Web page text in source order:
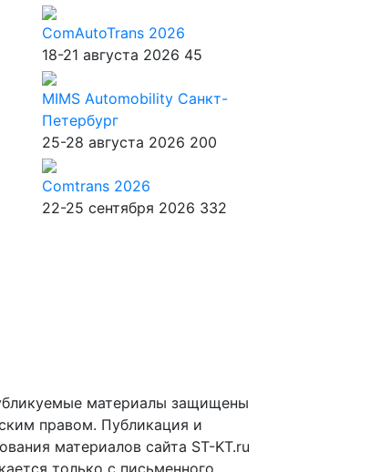
ComAutoTrans 2026
18-21 августа 2026 45
MIMS Automobility Санкт-
Петербург
25-28 августа 2026 200
Comtrans 2026
22-25 сентября 2026 332
материалы защищены
правом. Публикация и
материалов сайта ST-KT.ru
только с письменного